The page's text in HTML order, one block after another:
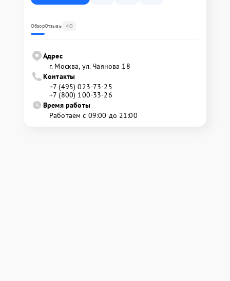
ОбзорОтзывы 40
Адрес
г. Москва, ул. Чаянова 18
Контакты
+7 (495) 023-73-25
+7 (800) 100-33-26
Время работы
Работаем с 09:00 до 21:00